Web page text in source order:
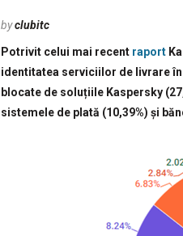
byclubitc
Potrivit celui mai recent raport
identitatea serviciilor de livrare
blocate de soluțiile Kaspersky
sistemele de plată (10,39%) și